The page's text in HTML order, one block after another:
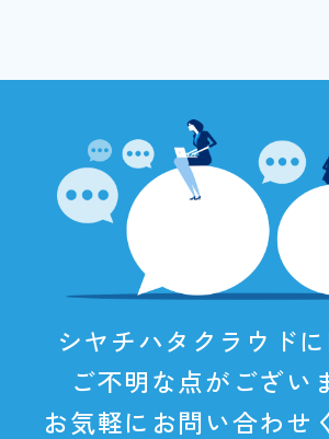
シヤチハタクラウドに
ご不明な点がござい
お気軽にお問い合わせ